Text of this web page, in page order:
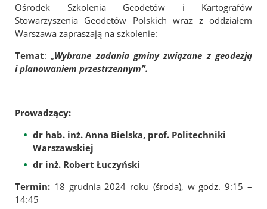
Szkolenia i Konferencje
Kalendarz wydarzeń
Szkolenia
Konferencja GSW 2027
Archiwalne szkolenia
Jubileusz 100-lecia Stowarzyszenia Geodetów Polskich
Ośrodek Szkolenia Geodetów i Kartografów
Stowarzyszenia Geodetów Polskich wraz z oddziałem
Warszawa zapraszają na szkolenie:
Temat: „Wybrane zadania gminy związane z geodezją
i planowaniem przestrzennym”.
Prowadzący:
dr hab. inż. Anna Bielska, prof. Politechniki
Warszawskiej
dr inż. Robert Łuczyński
Termin: 18 grudnia 2024 roku (środa), w godz. 9:15 –
14:45